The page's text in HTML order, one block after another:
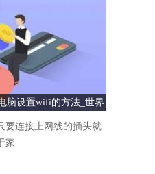
脑设置wifi的方法_世界
看
要连接上网线的插头就
家